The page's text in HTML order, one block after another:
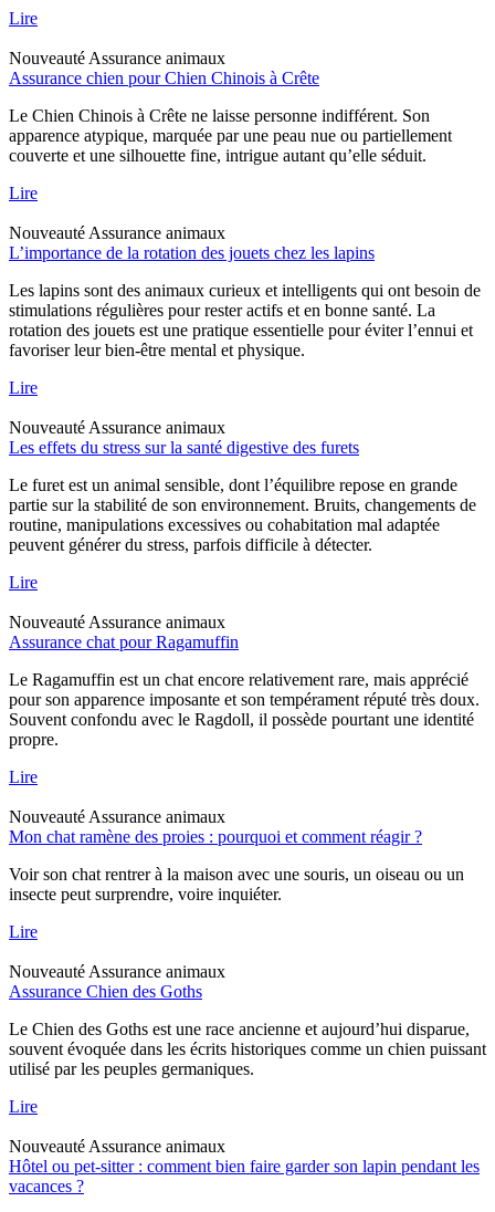
Lire
Nouveauté Assurance animaux
Assurance chien pour Chien Chinois à Crête
Le Chien Chinois à Crête ne laisse personne indifférent. Son
apparence atypique, marquée par une peau nue ou partiellement
couverte et une silhouette fine, intrigue autant qu’elle séduit.
Lire
Nouveauté Assurance animaux
L’importance de la rotation des jouets chez les lapins
Les lapins sont des animaux curieux et intelligents qui ont besoin de
stimulations régulières pour rester actifs et en bonne santé. La
rotation des jouets est une pratique essentielle pour éviter l’ennui et
favoriser leur bien-être mental et physique.
Lire
Nouveauté Assurance animaux
Les effets du stress sur la santé digestive des furets
Le furet est un animal sensible, dont l’équilibre repose en grande
partie sur la stabilité de son environnement. Bruits, changements de
routine, manipulations excessives ou cohabitation mal adaptée
peuvent générer du stress, parfois difficile à détecter.
Lire
Nouveauté Assurance animaux
Assurance chat pour Ragamuffin
Le Ragamuffin est un chat encore relativement rare, mais apprécié
pour son apparence imposante et son tempérament réputé très doux.
Souvent confondu avec le Ragdoll, il possède pourtant une identité
propre.
Lire
Nouveauté Assurance animaux
Mon chat ramène des proies : pourquoi et comment réagir ?
Voir son chat rentrer à la maison avec une souris, un oiseau ou un
insecte peut surprendre, voire inquiéter.
Lire
Nouveauté Assurance animaux
Assurance Chien des Goths
Le Chien des Goths est une race ancienne et aujourd’hui disparue,
souvent évoquée dans les écrits historiques comme un chien puissant
utilisé par les peuples germaniques.
Lire
Nouveauté Assurance animaux
Hôtel ou pet-sitter : comment bien faire garder son lapin pendant les
vacances ?